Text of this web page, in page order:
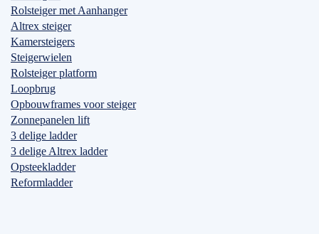
Rolsteiger met Aanhanger
Altrex steiger
Kamersteigers
Steigerwielen
Rolsteiger platform
Loopbrug
Opbouwframes voor steiger
Zonnepanelen lift
3 delige ladder
3 delige Altrex ladder
Opsteekladder
Reformladder